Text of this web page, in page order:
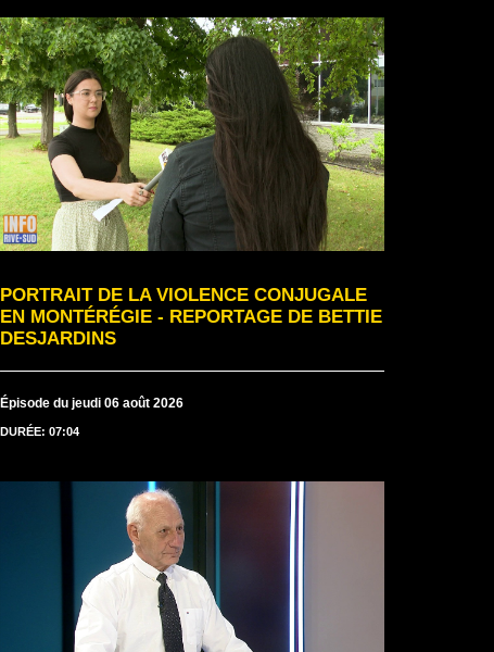
PORTRAIT DE LA VIOLENCE CONJUGALE
EN MONTÉRÉGIE - REPORTAGE DE BETTIE
DESJARDINS
Épisode du jeudi 06 août 2026
DURÉE: 07:04